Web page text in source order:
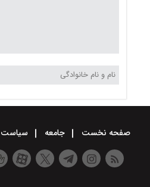
صفحه نخست جامعه سیاست